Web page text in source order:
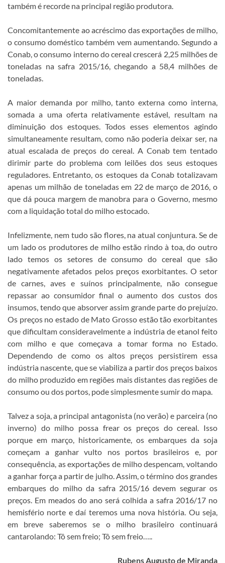
também é recorde na principal região produtora.
Concomitantemente ao acréscimo das exportações de milho,
o consumo doméstico também vem aumentando. Segundo a
Conab, o consumo interno do cereal crescerá 2,25 milhões de
toneladas na safra 2015/16, chegando a 58,4 milhões de
toneladas.
A maior demanda por milho, tanto externa como interna,
somada a uma oferta relativamente estável, resultam na
diminuição dos estoques. Todos esses elementos agindo
simultaneamente resultam, como não poderia deixar ser, na
atual escalada de preços do cereal. A Conab tem tentado
dirimir parte do problema com leilões dos seus estoques
reguladores. Entretanto, os estoques da Conab totalizavam
apenas um milhão de toneladas em 22 de março de 2016, o
que dá pouca margem de manobra para o Governo, mesmo
com a liquidação total do milho estocado.
Infelizmente, nem tudo são flores, na atual conjuntura. Se de
um lado os produtores de milho estão rindo à toa, do outro
lado temos os setores de consumo do cereal que são
negativamente afetados pelos preços exorbitantes. O setor
de carnes, aves e suínos principalmente, não consegue
repassar ao consumidor final o aumento dos custos dos
insumos, tendo que absorver assim grande parte do prejuízo.
Os preços no estado de Mato Grosso estão tão exorbitantes
que dificultam consideravelmente a indústria de etanol feito
com milho e que começava a tomar forma no Estado.
Dependendo de como os altos preços persistirem essa
indústria nascente, que se viabiliza a partir dos preços baixos
do milho produzido em regiões mais distantes das regiões de
consumo ou dos portos, pode simplesmente sumir do mapa.
Talvez a soja, a principal antagonista (no verão) e parceira (no
inverno) do milho possa frear os preços do cereal. Isso
porque em março, historicamente, os embarques da soja
começam a ganhar vulto nos portos brasileiros e, por
consequência, as exportações de milho despencam, voltando
a ganhar força a partir de julho. Assim, o término dos grandes
embarques do milho da safra 2015/16 devem segurar os
preços. Em meados do ano será colhida a safra 2016/17 no
hemisfério norte e daí teremos uma nova história. Ou seja,
em breve saberemos se o milho brasileiro continuará
cantarolando: Tô sem freio; Tô sem freio…..
Rubens Augusto de Miranda